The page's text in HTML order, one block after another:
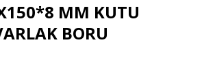
MM KUTU
BORU